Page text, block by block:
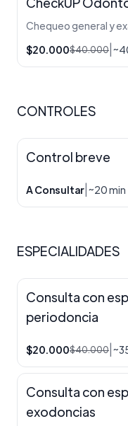
$20.000$40.000
CONTROLES
Control breve
A Consultar ~20 min
ESPECIALIDADES
Consulta con
periodoncia
$20.000$40.000
Consulta con
exodoncias